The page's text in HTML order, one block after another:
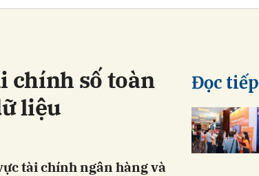
chính số toàn
liệu
tài chính ngân hàng và
Đọc tiếp
Gửi